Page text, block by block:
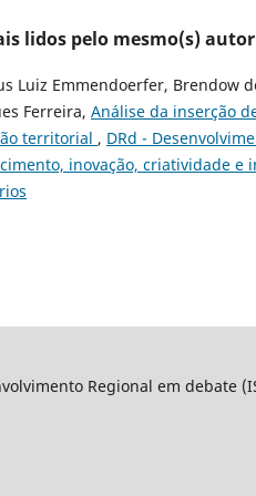
lidos pelo mesmo(s)
Luiz Emmendoerfer, Brendow
Ferreira, Análise da inserção
territorial , DRd -
inovação, criatividade
Regional em debate